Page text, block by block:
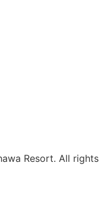
Resort. All rights